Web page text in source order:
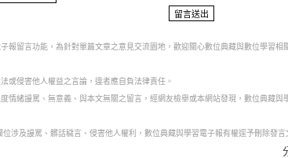
報留言功能，為針對單篇文章之意見交流園地，歡迎關心數位典藏與數位學習
或侵害他人權益之言論，違者應自負法律責任。
情緒謾罵、無意義、與本文無關之留言，經網友檢舉或本網站發現，數位典藏
位涉及謾罵、髒話穢言、侵害他人權利，數位典藏與學習電子報有權逕予刪除發